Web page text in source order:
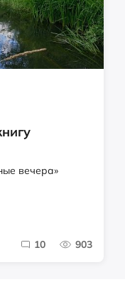
вечера»
10 903